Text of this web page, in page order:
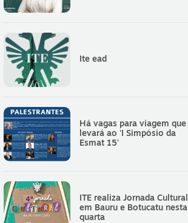
Ite ead
Há vagas para viagem que
levará ao 'I Simpósio da
Esmat 15'
ITE realiza Jornada Cultural
em Bauru e Botucatu nesta
quarta